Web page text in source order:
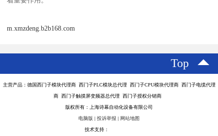
m.xmzdeng.b2b168.com
Top
主营产品：德国西门子模块代理商 西门子PLC模块总代理 西门子CPU模块代理商 西门子电缆代理
商 西门子触摸屏变频器总代理 西门子授权分销商
版权所有：上海诗幕自动化设备有限公司
电脑版 | 投诉举报 | 网站地图
技术支持：